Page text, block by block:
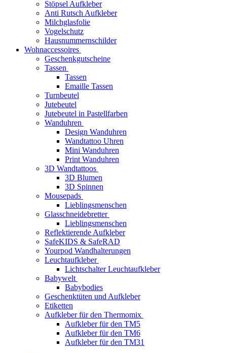
Stöpsel Aufkleber
Anti Rutsch Aufkleber
Milchglasfolie
Vogelschutz
Hausnummernschilder
Wohnaccessoires
Geschenkgutscheine
Tassen
Tassen
Emaille Tassen
Turnbeutel
Jutebeutel
Jutebeutel in Pastellfarben
Wanduhren
Design Wanduhren
Wandtattoo Uhren
Mini Wanduhren
Print Wanduhren
3D Wandtattoos
3D Blumen
3D Spinnen
Mousepads
Lieblingsmenschen
Glasschneidebretter
Lieblingsmenschen
Reflektierende Aufkleber
SafeKIDS & SafeRAD
Yourpod Wandhalterungen
Leuchtaufkleber
Lichtschalter Leuchtaufkleber
Babywelt
Babybodies
Geschenktüten und Aufkleber
Etiketten
Aufkleber für den Thermomix
Aufkleber für den TM5
Aufkleber für den TM6
Aufkleber für den TM31